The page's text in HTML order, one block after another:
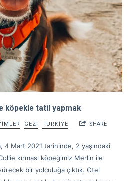
köpekle tatil yapmak
GEZİ TÜRKİYE SHARE
4 Mart 2021 tarihinde, 2 yaşındaki
kırması köpeğimiz Merlin ile
bir yolculuğa çıktık. Otel